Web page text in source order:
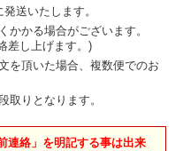
送いたします。
かかる場合がございます。
差し上げます。)
を頂いた場合、複数便でのお
取りとなります。
連絡」を明記する事は出来